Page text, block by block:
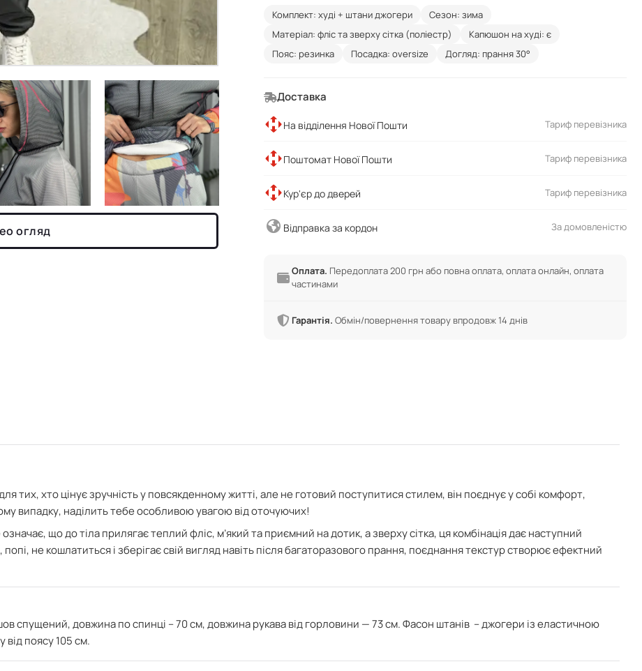
огляд
Комплект: худі + штани джогери
Сезон: зима
Матеріал: фліс та зверху сітка (поліестр)
Капюшон на худі: є
Пояс: резинка
Посадка: oversize Догляд: прання 30°
Доставка
На відділення Нової Пошти Тариф перевізника
Поштомат Нової Пошти Тариф перевізника
Кур'єр до дверей Тариф перевізника
Відправка за кордон За домовленістю
Оплата. Передоплата 200 грн або повна оплата, оплата онлайн, оплата
частинами
Гарантія. Обмін/повернення товару впродовж 14 днів
тих, хто цінує зручність у повсякденному житті, але не готовий поступитися стилем, він поєднує у собі комфорт,
випадку, наділить тебе особливою увагою від оточуючих!
означає, щодо тіла прилягає теплий фліс, м’який та приємний на дотик, а зверху сітка, ця комбінація дає наступний
не кошлатиться і зберігає свій вигляд навіть після багаторазового прання, поєднання текстур створює ефектний
спущений, довжина по спинці – 70 см,довжина рукава від горловини — 73 см. Фасон штанів – джогери із еластичною
поясу 105 см.